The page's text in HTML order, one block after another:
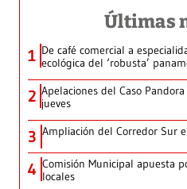
Últimas
1 De café comercial a
ecológica del ‘robusta’
2 Apelaciones del Caso
jueves
3 Ampliación del Corredor Sur
4 Comisión Municipal apuesta
locales